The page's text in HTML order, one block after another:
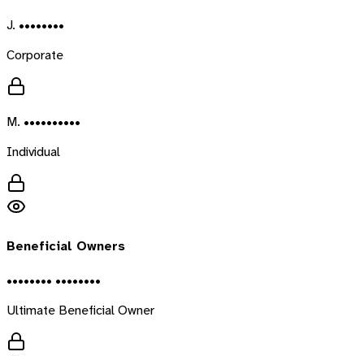
J. ••••••••
Corporate
M. ••••••••••
Individual
Beneficial Owners
•••••••• ••••••••
Ultimate Beneficial Owner